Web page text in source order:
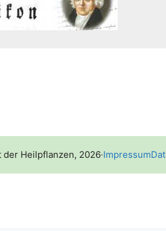
Heilpflanzen, 2026·Impressum